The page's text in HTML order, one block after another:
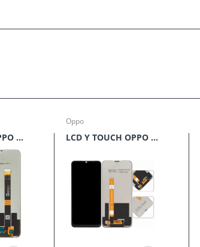
LCD Y TOUCH OPPO A12**
Oppo
LCD Y TOUCH OPPO A15**